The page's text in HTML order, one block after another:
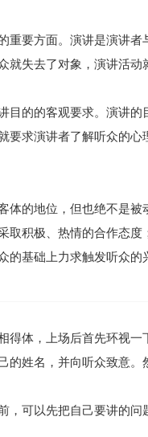
重要方面。演讲是演讲
就失去了对象，演讲活动
目的的客观要求。演讲
要求演讲者了解听众的
体的地位，但也绝不是
取积极、热情的合作态
的基础上力求触发听众
得体，上场后首先环视
的姓名，并向听众致意。
，可以先把自己要讲的